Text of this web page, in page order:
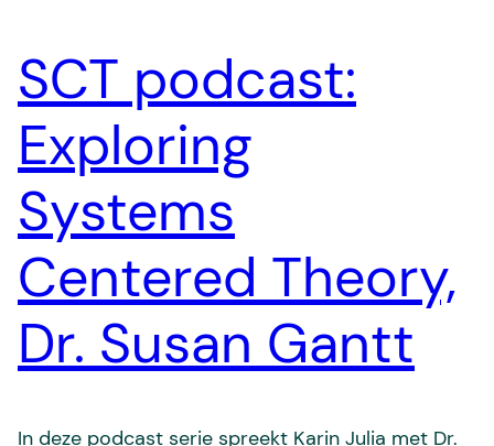
SCT podcast:
Exploring
Systems
Centered Theory,
Dr. Susan Gantt
In deze podcast serie spreekt Karin Julia met Dr.